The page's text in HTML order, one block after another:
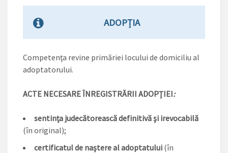
ADOPȚIA
Competenţa revine primăriei locului de domiciliu al
adoptatorului.
ACTE NECESARE ÎNREGISTRĂRII ADOPŢIEI:
sentinţa judecătorească definitivă şi irevocabilă
(în original);
certificatul de naştere al adoptatului (în